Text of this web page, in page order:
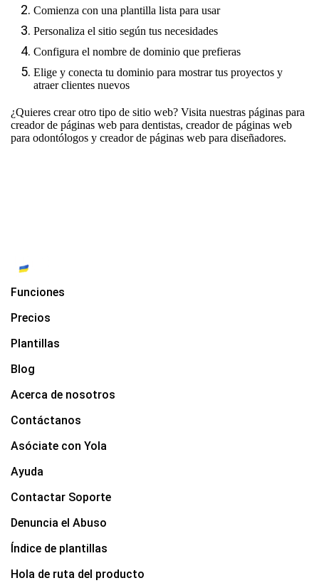
Comienza con una plantilla lista para usar
Personaliza el sitio según tus necesidades
Configura el nombre de dominio que prefieras
Elige y conecta tu dominio para mostrar tus proyectos y
atraer clientes nuevos
¿Quieres crear otro tipo de sitio web? Visita nuestras páginas para
creador de páginas web para dentistas, creador de páginas web
para odontólogos y creador de páginas web para diseñadores.
Funciones
Precios
Plantillas
Blog
Acerca de nosotros
Contáctanos
Asóciate con Yola
Ayuda
Contactar Soporte
Denuncia el Abuso
Índice de plantillas
Hola de ruta del producto